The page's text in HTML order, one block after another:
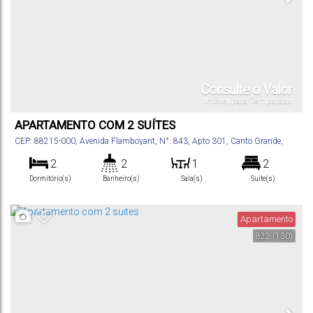
Consulte o Valor
Imóvel para Temporada
APARTAMENTO COM 2 SUÍTES
CEP: 88215-000, Avenida Flamboyant, N°: 843, Apto 301 , Canto Grande,
2
Dormitório(s)
2
Banheiro(s)
1
Sala(s)
2
Suíte(s)
Total: Vaga(s)
822 (130)
Apartamento